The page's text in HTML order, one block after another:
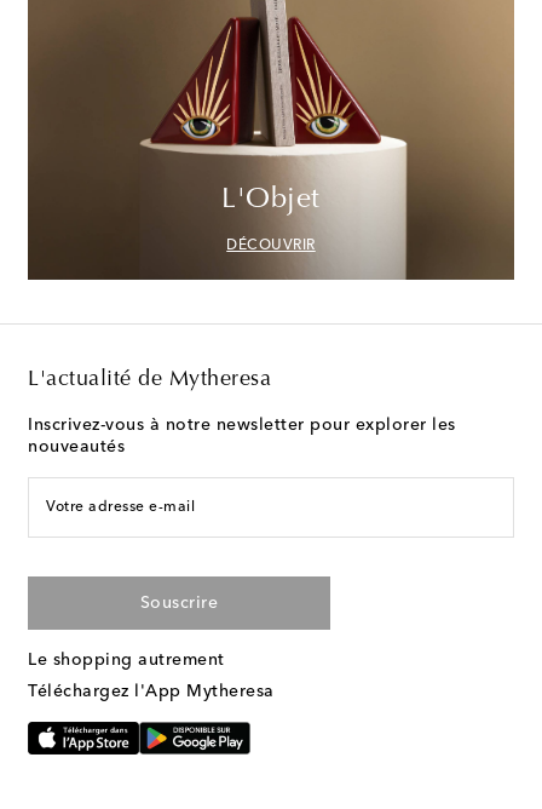
L'Objet
DÉCOUVRIR
L'actualité de Mytheresa
Inscrivez-vous à notre newsletter pour explorer les
nouveautés
Votre adresse e-mail
Souscrire
Le shopping autrement
Téléchargez l'App Mytheresa